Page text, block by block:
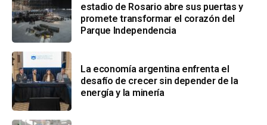
estadio de Rosario abre sus puertas y
promete transformar el corazón del
Parque Independencia
La economía argentina enfrenta el
desafío de crecer sin depender de la
energía y la minería